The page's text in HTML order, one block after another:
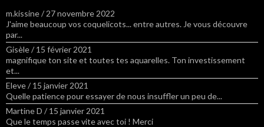
m.kissine/ 27 novembre 2022
J'aime beaucoup vos coquelicots... entre autres. Je vous découvre
par...
Gisèle/ 15 février 2021
magnifique ton site et toutes tes aquarelles. Ton investissement
et...
Eleve/ 15 janvier 2021
Quelle patience pour essayer de nous insuffler un peu de...
Martine D / 15 janvier 2021
Que le temps passe vite avec toi ! Merci